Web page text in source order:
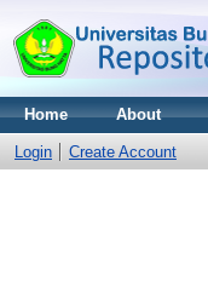
Home About
Login Create Account